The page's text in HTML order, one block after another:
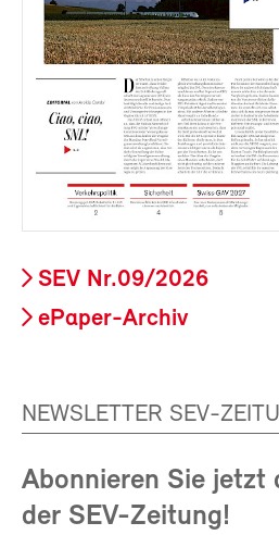
SEV Nr.09/2026
ePaper-Archiv
NEWSLETTER SEV-
Abonnieren Sie jetzt
der SEV-Zeitung!